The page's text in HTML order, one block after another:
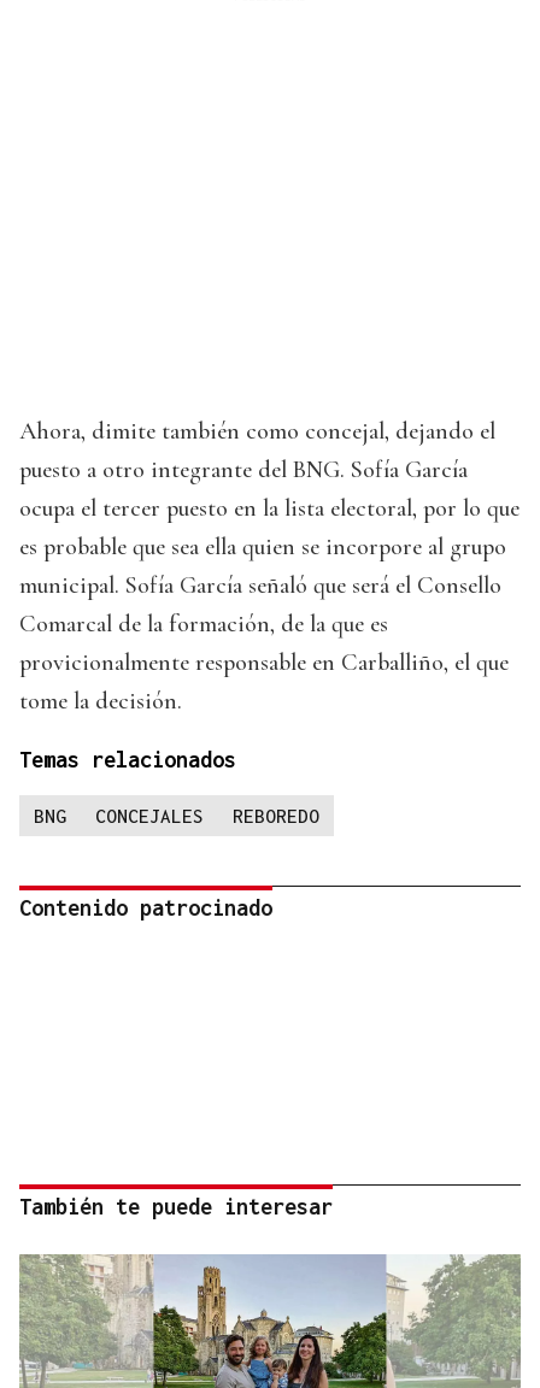
Ahora, dimite también como concejal, dejando el
puesto a otro integrante del BNG. Sofía García
ocupa el tercer puesto en la lista electoral, por lo que
es probable que sea ella quien se incorpore al grupo
municipal. Sofía García señaló que será el Consello
Comarcal de la formación, de la que es
provicionalmente responsable en Carballiño, el que
tome la decisión.
Temas relacionados
BNG CONCEJALES REBOREDO
Contenido patrocinado
También te puede interesar